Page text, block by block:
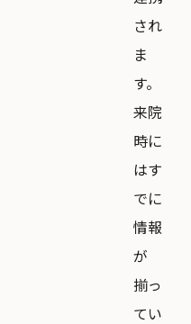
され
ま
す。
来院
時に
はす
でに
情報
が
揃っ
てい